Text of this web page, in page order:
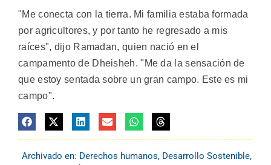
"Me conecta con la tierra. Mi familia estaba formada
por agricultores, y por tanto he regresado a mis
raíces", dijo Ramadan, quien nació en el
campamento de Dheisheh. "Me da la sensación de
que estoy sentada sobre un gran campo. Este es mi
campo".
Archivado en: Derechos humanos, Desarrollo Sostenible,